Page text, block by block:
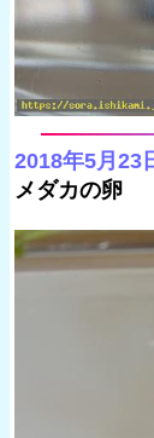
2018年5月23
メダカの卵